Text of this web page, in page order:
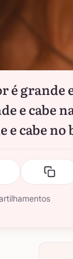
é grande
e cabe
e cabe no